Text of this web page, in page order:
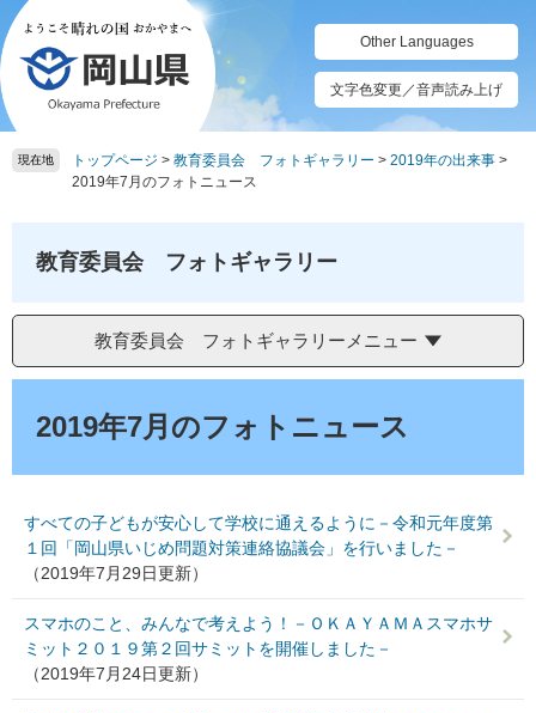
ペ
ー
ジ
の
先
頭
メ
ニ
ュ
ー
を
飛
Other Languages
文字色変更／音声読み上げ
現在地 トップページ > 教育委員会 フォトギャラリー > 2019年の出来事 >
2019年7月のフォトニュース
教育委員会 フォトギャラリー
教育委員会 フォトギャラリーメニュー
2019年7月のフォトニュース
すべての子どもが安心して学校に通えるように－令和元年度第
１回「岡山県いじめ問題対策連絡協議会」を行いました－
（2019年7月29日更新）
スマホのこと、みんなで考えよう！－ＯＫＡＹＡＭＡスマホサ
ミット２０１９第２回サミットを開催しました－
（2019年7月24日更新）